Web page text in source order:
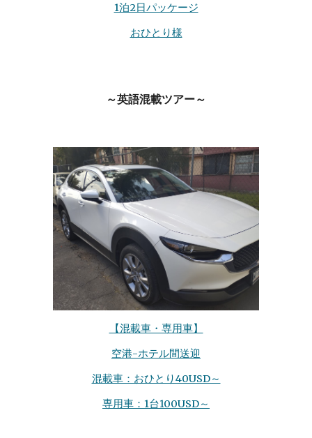
1泊2日パッケージ
おひとり様
～英語混載ツアー～
【混載車・専用車】
空港-ホテル間送迎
混載車：おひとり40USD～
専用車： 1台100USD～